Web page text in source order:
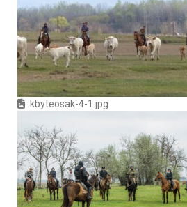
kbyteosak-4-1.jpg